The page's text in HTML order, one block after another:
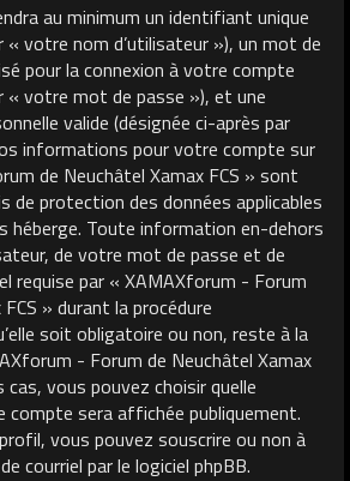
au minimum un identifiant unique
« votre nom d’utilisateur »), un mot de
pour la connexion à votre compte
« votre mot de passe »), et une
valide (désignée ci-après par
informations pour votre compte sur
de Neuchâtel Xamax FCS » sont
de protection des données applicables
héberge. Toute information en-dehors
de votre mot de passe et de
requise par « XAMAXforum - Forum
» durant la procédure
soit obligatoire ou non, reste à la
- Forum de Neuchâtel Xamax
cas, vous pouvez choisir quelle
sera affichée publiquement.
vous pouvez souscrire ou non à
courriel par le logiciel phpBB.